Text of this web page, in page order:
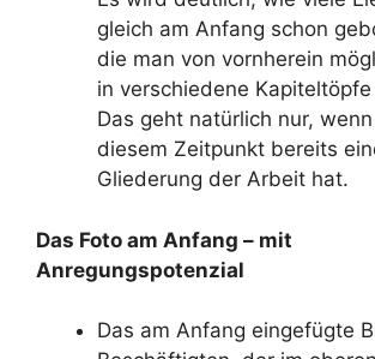
gleich am Anfang schon
die man von vornherein
in verschiedene
Das geht natürlich nur,
diesem Zeitpunkt bereits
Gliederung der Arbeit hat.
Das Foto am Anfang – mit
Anregungspotenzial
Das am Anfang eingefügte